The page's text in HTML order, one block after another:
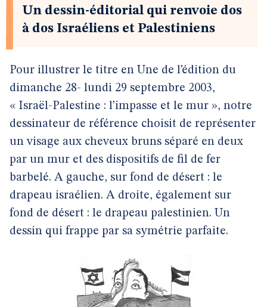
Un dessin-éditorial qui renvoie dos
à dos Israéliens et Palestiniens
Pour illustrer le titre en Une de l’édition du
dimanche 28- lundi 29 septembre 2003,
« Israël-Palestine : l’impasse et le mur », notre
dessinateur de référence choisit de représenter
un visage aux cheveux bruns séparé en deux
par un mur et des dispositifs de fil de fer
barbelé. A gauche, sur fond de désert : le
drapeau israélien. A droite, également sur
fond de désert : le drapeau palestinien. Un
dessin qui frappe par sa symétrie parfaite.